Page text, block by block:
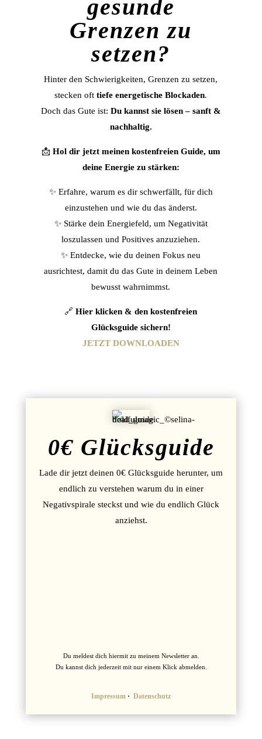
gesunde
Grenzen zu
setzen?
Hinter den Schwierigkeiten, Grenzen zu setzen,
stecken ofttiefe energetische Blockaden.
Doch das Gute ist: Du kannst sie lösen – sanft &
nachhaltig.
📩 Hol dir jetzt meinen kostenfreien Guide, um
deine Energie zu stärken:
✨ Erfahre, warum es dir schwerfällt, für dich
einzustehen und wie du das änderst.
✨ Stärke dein Energiefeld, um Negativität
loszulassen und Positives anzuziehen.
✨ Entdecke, wie du deinen Fokus neu
ausrichtest, damit du das Gute in deinem Leben
bewusst wahrnimmst.
🔗Hier klicken & den kostenfreien
Glücksguide sichern!
JETZT DOWNLOADEN
0€ Glücksguide
Lade dir jetzt deinen 0€ Glücksguide herunter, um
endlich zu verstehen warum du in einer
Negativspirale steckst und wie du endlich Glück
anziehst.
Du meldest dich hiermit zu meinem Newsletter an.
Du kannst dich jederzeit mit nur einem Klick abmelden.
Impressum · Datenschutz